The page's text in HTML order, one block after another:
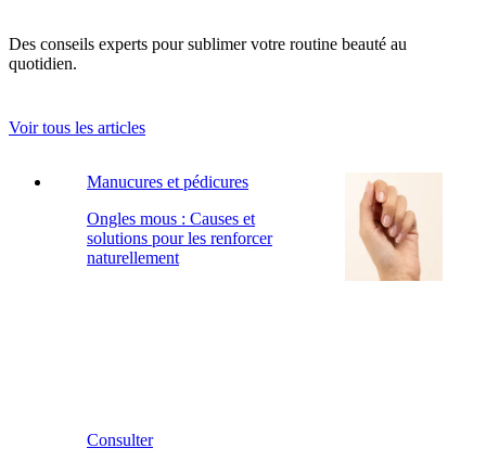
Des conseils experts pour sublimer votre routine beauté au
quotidien.
Voir tous les articles
Manucures et pédicures
Ongles mous : Causes et
solutions pour les renforcer
naturellement
Consulter